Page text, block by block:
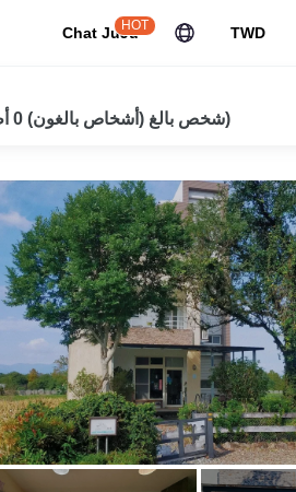
Chat JuJu
HOT TWD
2شخص بالغ (أشخاص بالغون) 0 أطفال)